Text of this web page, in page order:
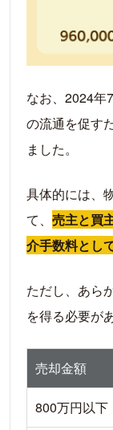
なお、2024年
の流通を促す
ました。
具体的には、
て、 売主と買
介手数料とし
ただし、あら
を得る必要が
売却金額
800万円以下